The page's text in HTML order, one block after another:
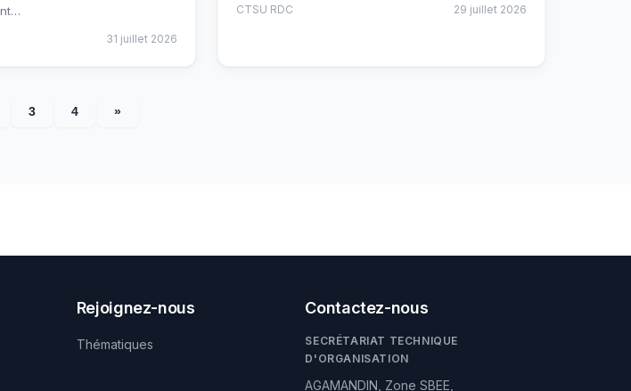
31 juillet 2026
CTSU RDC 29 juillet 2026
3 4 »
Rejoignez-nous
Thématiques
Contactez-nous
SECRÉTARIAT TECHNIQUE
D'ORGANISATION
AGAMANDIN, Zone SBEE,